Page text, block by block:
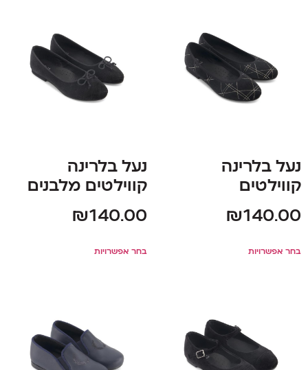
נעל בלרינה
קווילטים
₪140.00
בחר אפשרויות
נעל בלרינה
קווילטים מלבנים
₪140.00
בחר אפשרויות